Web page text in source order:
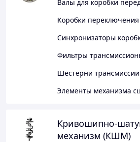
Валы для коробки
Коробки
Синхронизаторы
Фильтры
Шестерни трансмиссии
Элементы механизма
Кривошипно-
механизм (КШМ)